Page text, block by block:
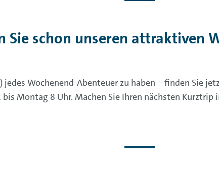
Sie schon unseren attraktiven
Wochenend-Abenteuer zu haben – finden Sie
Montag 8 Uhr. Machen Sie Ihren nächsten